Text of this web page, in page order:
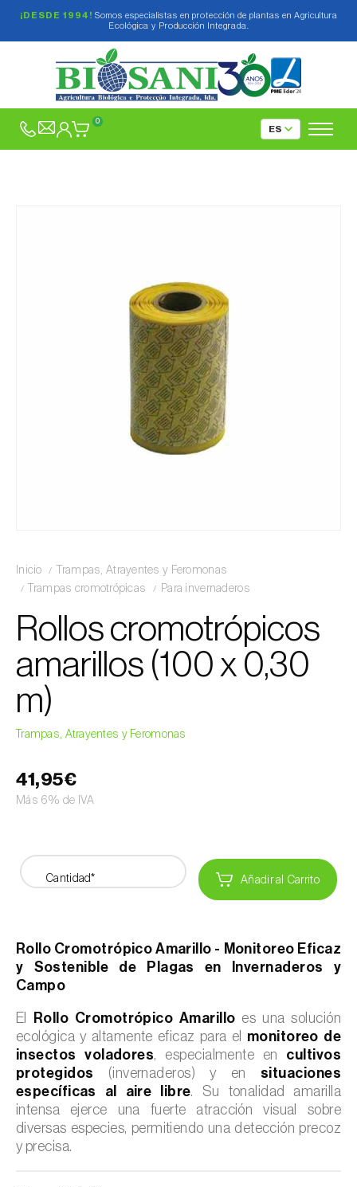
¡DESDE 1994! Somos especialistas en protección de plantas en Agricultura
Ecológica y Producción Integrada.
0
Inicio
Trampas, Atrayentes y Feromonas
Trampas cromotrópicas
Para invernaderos
Rollos cromotrópicos
amarillos (100 x 0,30
m)
Trampas, Atrayentes y Feromonas
41,95€
Más 6% de IVA
Cantidad* Añadir al Carrito
Rollo Cromotrópico Amarillo - Monitoreo Eficaz
y Sostenible de Plagas en Invernaderos y
Campo
El Rollo Cromotrópico Amarillo es una solución
ecológica y altamente eficaz para el monitoreo de
insectos voladores, especialmente en cultivos
protegidos (invernaderos) y ensituaciones
específicas al aire libre. Su tonalidad amarilla
intensa ejerce una fuerte atracción visual sobre
diversas especies, permitiendo una detección precoz
y precisa.